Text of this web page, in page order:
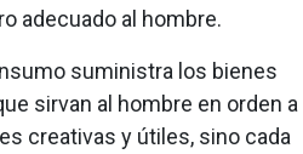
adecuado al hombre.
suministra los bienes
sirvan al hombre en orden a
creativas y útiles, sino cada